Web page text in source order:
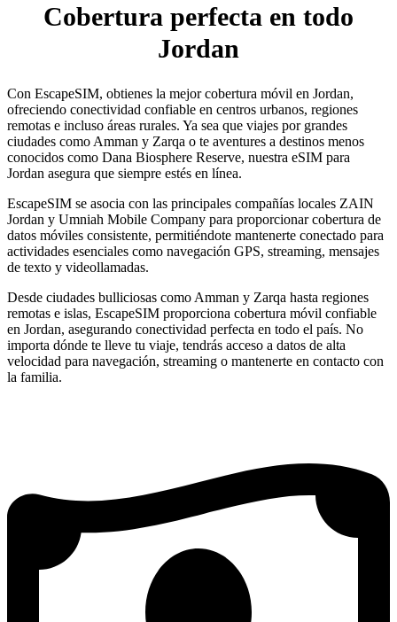
Cobertura perfecta en todo
Jordan
Con EscapeSIM, obtienes la mejor cobertura móvil en Jordan,
ofreciendo conectividad confiable en centros urbanos, regiones
remotas e incluso áreas rurales. Ya sea que viajes por grandes
ciudades como Amman y Zarqa o te aventures a destinos menos
conocidos como Dana Biosphere Reserve, nuestra eSIM para
Jordan asegura que siempre estés en línea.
EscapeSIM se asocia con las principales compañías locales ZAIN
Jordan y Umniah Mobile Company para proporcionar cobertura de
datos móviles consistente, permitiéndote mantenerte conectado para
actividades esenciales como navegación GPS, streaming, mensajes
de texto y videollamadas.
Desde ciudades bulliciosas como Amman y Zarqa hasta regiones
remotas e islas, EscapeSIM proporciona cobertura móvil confiable
en Jordan, asegurando conectividad perfecta en todo el país. No
importa dónde te lleve tu viaje, tendrás acceso a datos de alta
velocidad para navegación, streaming o mantenerte en contacto con
la familia.